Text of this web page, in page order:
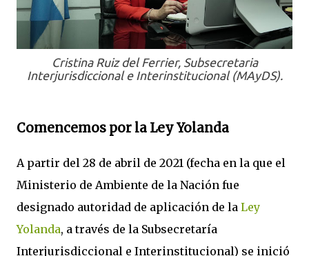
Cristina Ruiz del Ferrier, Subsecretaria
Interjurisdiccional e Interinstitucional (MAyDS).
Comencemos por la Ley Yolanda
A partir del 28 de abril de 2021 (fecha en la que el
Ministerio de Ambiente de la Nación fue
designado autoridad de aplicación de la Ley
Yolanda, a través de la Subsecretaría
Interjurisdiccional e Interinstitucional) se inició